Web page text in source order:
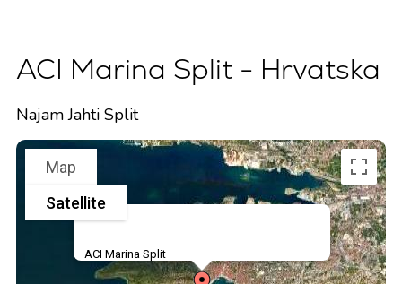
ACI Marina Split - Hrvatska
Najam Jahti Split
ACI Marina Split
Map
Satellite